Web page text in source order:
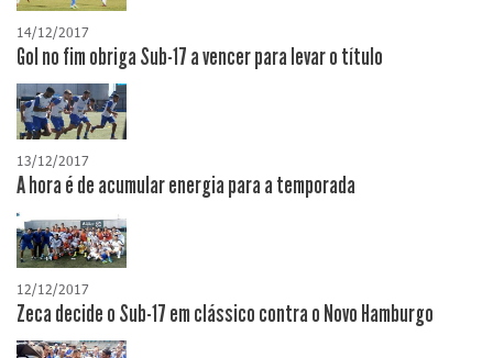
14/12/2017
Gol no fim obriga Sub-17 a vencer para levar o título
13/12/2017
A hora é de acumular energia para a temporada
12/12/2017
Zeca decide o Sub-17 em clássico contra o Novo Hamburgo